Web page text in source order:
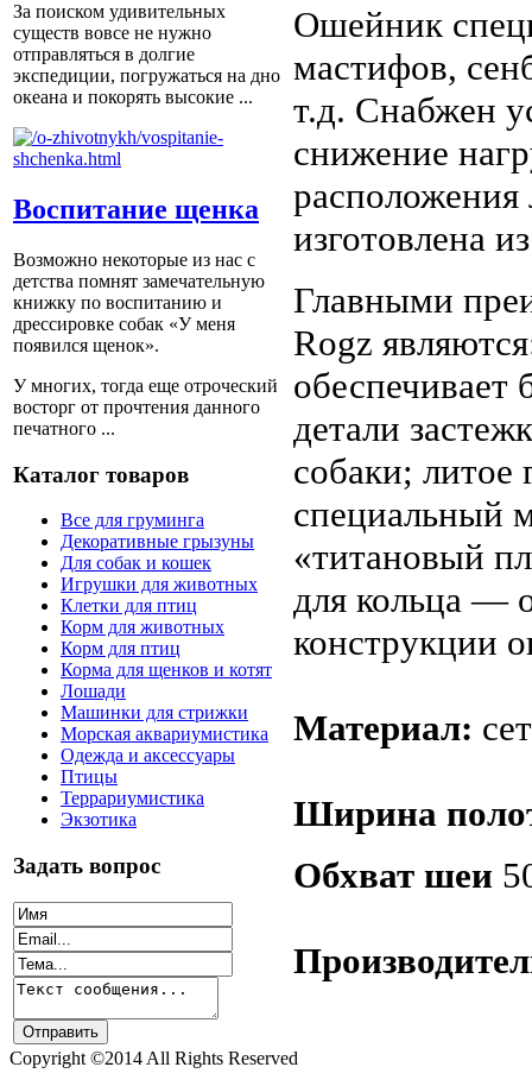
За поиском удивительных
существ вовсе не нужно
отправляться в долгие
экспедиции, погружаться на дно
океана и покорять высокие ...
Воспитание щенка
Возможно некоторые из нас с
детства помнят замечательную
книжку по воспитанию и
дрессировке собак «У меня
появился щенок».
У многих, тогда еще отроческий
восторг от прочтения данного
печатного ...
Каталог товаров
Все для груминга
Декоративные грызуны
Для собак и кошек
Игрушки для животных
Клетки для птиц
Корм для животных
Корм для птиц
Корма для щенков и котят
Лошади
Машинки для стрижки
Морская аквариумистика
Одежда и аксессуары
Птицы
Террариумистика
Экзотика
Задать вопрос
Ошейник
мастифов,
т.д. Снабжен
снижение
расположения
изготовлена
Главными
Rogz
обеспечивает
детали
собаки; литое
специальный
«титановый
для кольца —
конструкции
Материал:
Ширина
Обхват шеи
Copyright ©2014 All Rights Reserved